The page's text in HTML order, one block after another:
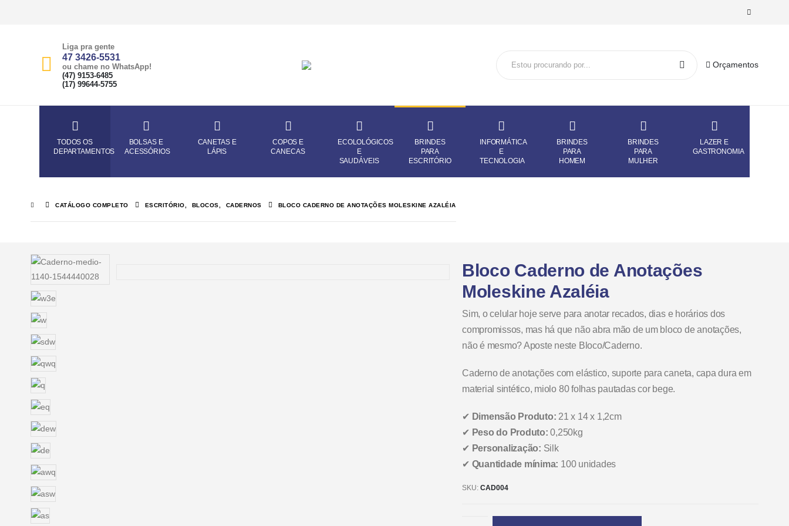
Liga pra gente
47 3426-5531
ou chame no WhatsApp!
(47) 9153-6485
(17) 99644-5755
Orçamentos
TODOS OS
DEPARTAMENTOS
BOLSAS E
ACESSÓRIOS
CANETAS E
LÁPIS
COPOS E
CANECAS
ECOLOLÓGICOS
E
SAUDÁVEIS
BRINDES
PARA
ESCRITÓRIO
INFORMÁTICA
E
TECNOLOGIA
BRINDES
PARA
HOMEM
BRINDES
PARA
MULHER
LAZER E
GASTRONOMIA
CATÁLOGO COMPLETO ESCRITÓRIO BLOCOS CADERNOS BLOCO CADERNO DE ANOTAÇÕES MOLESKINE AZALÉIA
Bloco Caderno de Anotações
Moleskine Azaléia
Sim, o celular hoje serve para anotar recados, dias e horários dos
compromissos, mas há que não abra mão de um bloco de anotações,
não é mesmo? Aposte neste Bloco/Caderno.
Caderno de anotações com elástico, suporte para caneta, capa dura em
material sintético, miolo 80 folhas pautadas cor bege.
✔ Dimensão Produto: 21 x 14 x 1,2cm
✔ Peso do Produto:0,250kg
✔ Personalização: Silk
✔ Quantidade mínima: 100 unidades
SKU: CAD004